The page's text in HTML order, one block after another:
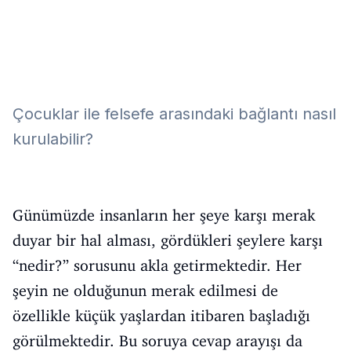
Çocuklar ile felsefe arasındaki bağlantı nasıl
kurulabilir?
Günümüzde insanların her şeye karşı merak
duyar bir hal alması, gördükleri şeylere karşı
“nedir?” sorusunu akla getirmektedir. Her
şeyin ne olduğunun merak edilmesi de
özellikle küçük yaşlardan itibaren başladığı
görülmektedir. Bu soruya cevap arayışı da